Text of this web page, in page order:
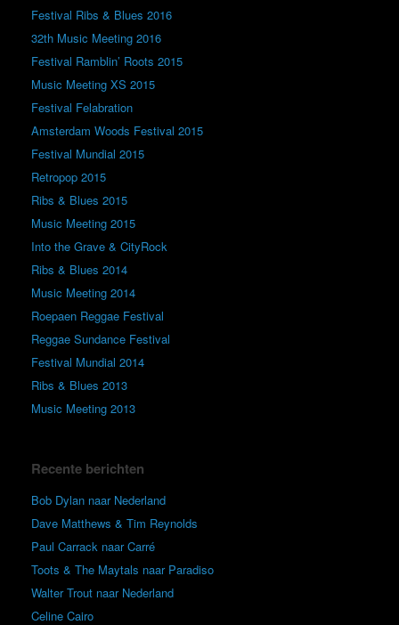
Festival Ribs & Blues 2016
32th Music Meeting 2016
Festival Ramblin’ Roots 2015
Music Meeting XS 2015
Festival Felabration
Amsterdam Woods Festival 2015
Festival Mundial 2015
Retropop 2015
Ribs & Blues 2015
Music Meeting 2015
Into the Grave & CityRock
Ribs & Blues 2014
Music Meeting 2014
Roepaen Reggae Festival
Reggae Sundance Festival
Festival Mundial 2014
Ribs & Blues 2013
Music Meeting 2013
Recente berichten
Bob Dylan naar Nederland
Dave Matthews & Tim Reynolds
Paul Carrack naar Carré
Toots & The Maytals naar Paradiso
Walter Trout naar Nederland
Celine Cairo